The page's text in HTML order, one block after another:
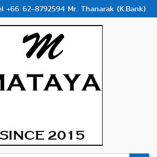
+66 62-8792594 Mr. Thanarak (K.Bank)